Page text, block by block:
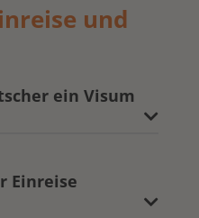
und
ein Visum
Einreise